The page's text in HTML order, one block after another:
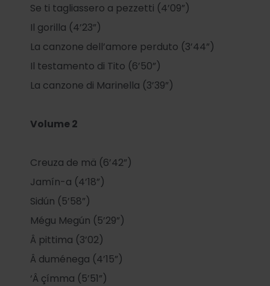
Se ti tagliassero a pezzetti (4’09”)
Il gorilla (4’23”)
La canzone dell’amore perduto (3’44”)
Il testamento di Tito (6’50”)
La canzone di Marinella (3’39”)
Volume 2
Creuza de mä (6’42”)
Jamín-a (4’18”)
Sidún (5’58”)
Mégu Megún (5’29”)
Â pittima (3’02)
Â duménega (4’15”)
‘Â çímma (5’51”)